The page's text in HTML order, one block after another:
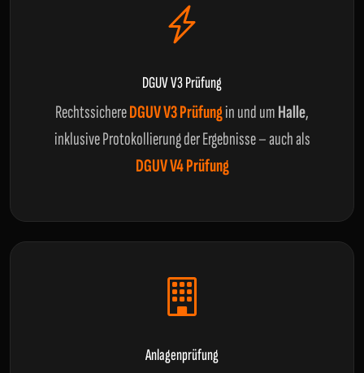
DGUV V3 Prüfung
RechtssichereDGUV V3 Prüfungin und umHalle,
inklusive Protokollierung der Ergebnisse – auch als
DGUV V4 Prüfung
Anlagenprüfung